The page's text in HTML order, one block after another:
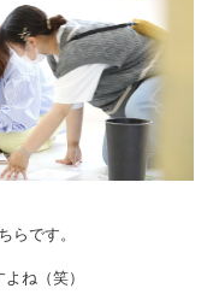
らです。
ね（笑）